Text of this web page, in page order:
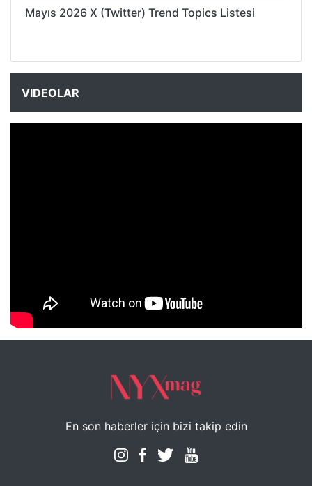
Mayıs 2026 X (Twitter) Trend Topics Listesi
VIDEOLAR
NYXmag 2. Yaş Kutlama Etkinliği
En son haberler için bizi takip edin